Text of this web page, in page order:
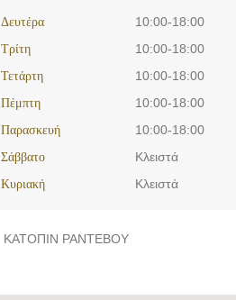
Δευτέρα
10:00-18:00
Τρίτη
10:00-18:00
Τετάρτη
10:00-18:00
Πέμπτη
10:00-18:00
Παρασκευή
10:00-18:00
Σάββατο
Κλειστά
Κυριακή
Κλειστά
ΚΑΤΟΠΙΝ ΡΑΝΤΕΒΟΥ